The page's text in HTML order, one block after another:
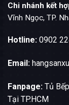
Chi nhánh kết
Vĩnh Ngọc, TP.
Hotline: 0902
Email:
Fanpage: Tủ
Tại TP.HCM